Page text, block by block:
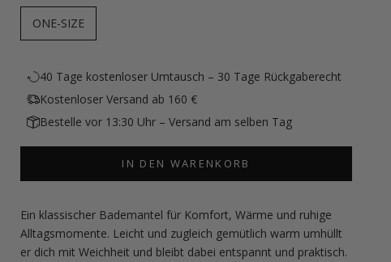
ONE-SIZE
40 Tage kostenloser Umtausch – 30 Tage Rückgaberecht
Kostenloser Versand ab 160 €
Bestelle vor 13:30 Uhr – Versand am selben Tag
IN DEN WARENKORB
Ein klassischer Bademantel für Komfort, Wärme und ruhige
Alltagsmomente. Leicht und zugleich gemütlich warm umhüllt
er dich mit Weichheit und bleibt dabei entspannt und praktisch.